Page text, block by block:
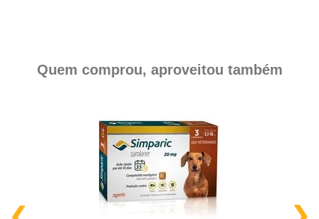
Quem comprou, aproveitou também